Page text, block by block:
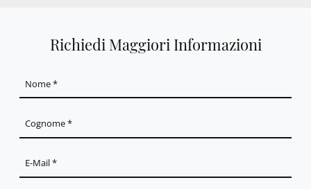
Richiedi Maggiori Informazioni